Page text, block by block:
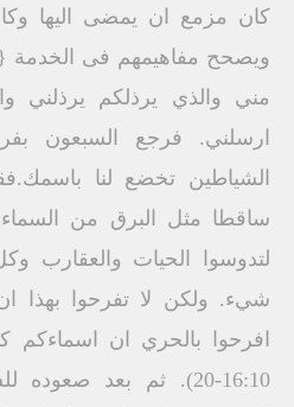
كان مزمع ان يمضى اليها
ويصحح مفاهيمهم فى
مني والذي يرذلكم يرذلني
ارسلني. فرجع السبعون
الشياطين تخضع لنا
ساقطا مثل البرق من
لتدوسوا الحيات والعقارب
شيء. ولكن لا تفرحوا بهذا
افرحوا بالحري ان
16:10-20). ثم بعد